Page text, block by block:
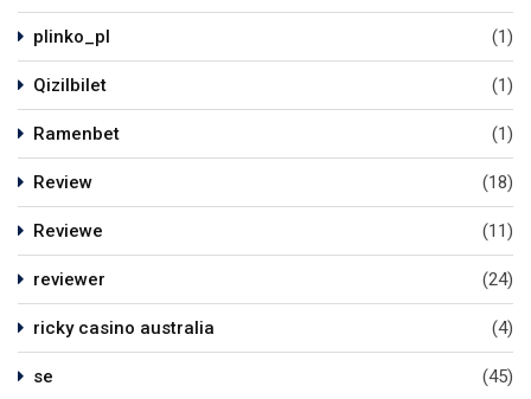
plinko_pl (1)
Qizilbilet (1)
Ramenbet (1)
Review (18)
Reviewe (11)
reviewer (24)
ricky casino australia (4)
se (45)